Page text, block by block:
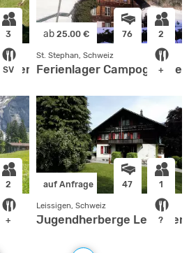
3
SVFerien- und Gruppenhäuser
ab 25.00 € 76 2
+
St. Stephan, Schweiz
Ferienlager Campogrande
2
+
auf Anfrage 47 1
?
Leissigen, Schweiz
Jugendherberge Leissigen